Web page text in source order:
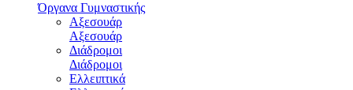
Όργανα Γυμναστικής
Αξεσουάρ
Αξεσουάρ
Διάδρομοι
Διάδρομοι
Ελλειπτικά